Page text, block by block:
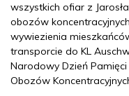
wszystkich ofiar z
obozów
wywiezienia
transporcie do KL
Narodowy Dzień
Obozów